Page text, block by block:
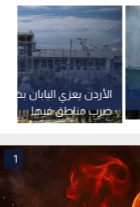
الأردن يعزي اليابان
ضرب مناطق فيها
1